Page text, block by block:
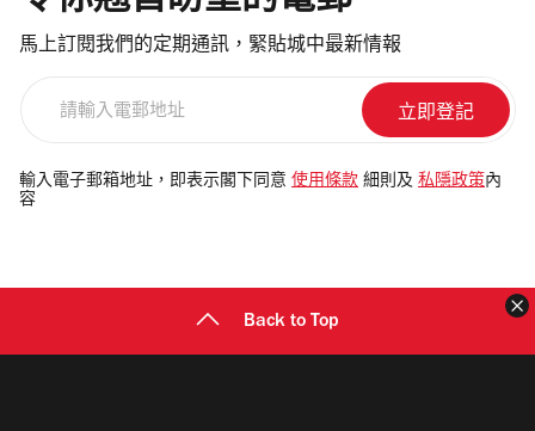
馬上訂閱我們的定期通訊，緊貼城中最新情報
電
郵
輸入電子郵箱地址，即表示閣下同意 使用條款 細則及 私隱政策 內
容
Back to Top